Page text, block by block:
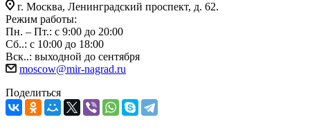
г. Москва, Ленинградский проспект, д. 62.
Режим работы:
Пн. – Пт.: с 9:00 до 20:00
Сб..: с 10:00 до 18:00
Вск..: выходной до сентября
moscow@mir-nagrad.ru
Поделиться